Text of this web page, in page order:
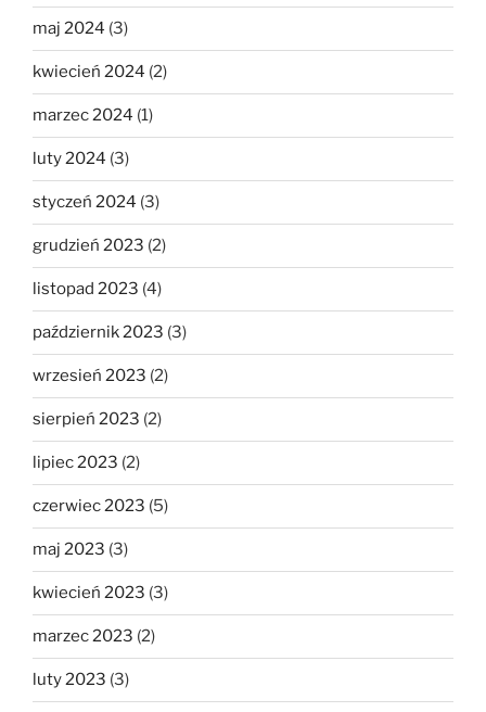
maj 2024 (3)
kwiecień 2024 (2)
marzec 2024 (1)
luty 2024 (3)
styczeń 2024 (3)
grudzień 2023 (2)
listopad 2023 (4)
październik 2023 (3)
wrzesień 2023 (2)
sierpień 2023 (2)
lipiec 2023 (2)
czerwiec 2023 (5)
maj 2023 (3)
kwiecień 2023 (3)
marzec 2023 (2)
luty 2023 (3)